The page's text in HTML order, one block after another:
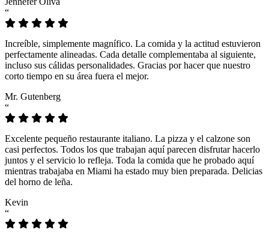
“
Increíble, simplemente magnífico. La comida y la actitud estuvieron
perfectamente alineadas. Cada detalle complementaba al siguiente,
incluso sus cálidas personalidades. Gracias por hacer que nuestro
corto tiempo en su área fuera el mejor.
Mr. Gutenberg
“
Excelente pequeño restaurante italiano. La pizza y el calzone son
casi perfectos. Todos los que trabajan aquí parecen disfrutar hacerlo
juntos y el servicio lo refleja. Toda la comida que he probado aquí
mientras trabajaba en Miami ha estado muy bien preparada. Delicias
del horno de leña.
Kevin
“